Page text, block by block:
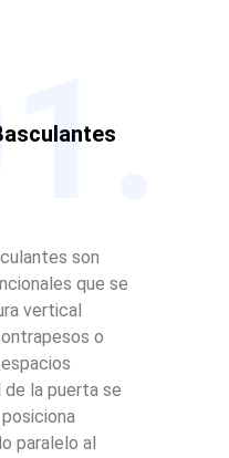
son
que se
vertical
o
de la puerta se
paralelo al